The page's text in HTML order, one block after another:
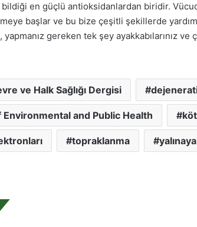
bildiği en güçlü antioksidanlardan biridir.
başlar ve bu bize çeşitli şekillerde
gereken tek şey ayakkabılarınız ve
ve Halk Sağlığı Dergisi
and Public Health
topraklanma